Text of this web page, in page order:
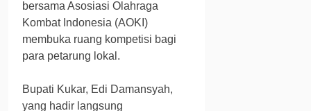
bersama Asosiasi Olahraga
Kombat Indonesia (AOKI)
membuka ruang kompetisi bagi
para petarung lokal.
Bupati Kukar, Edi Damansyah,
yang hadir langsung